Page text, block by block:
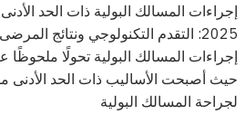
إجراءات المسالك البولية ذات الحد
2025: التقدم التكنولوجي ونتائج
إجراءات المسالك البولية تحولًا ملحوظًا
حيث أصبحت الأساليب ذات الحد الأدنى
لجراحة المسالك البولية